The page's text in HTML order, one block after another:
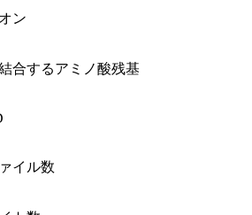
ン
合するアミノ酸残基
イル数